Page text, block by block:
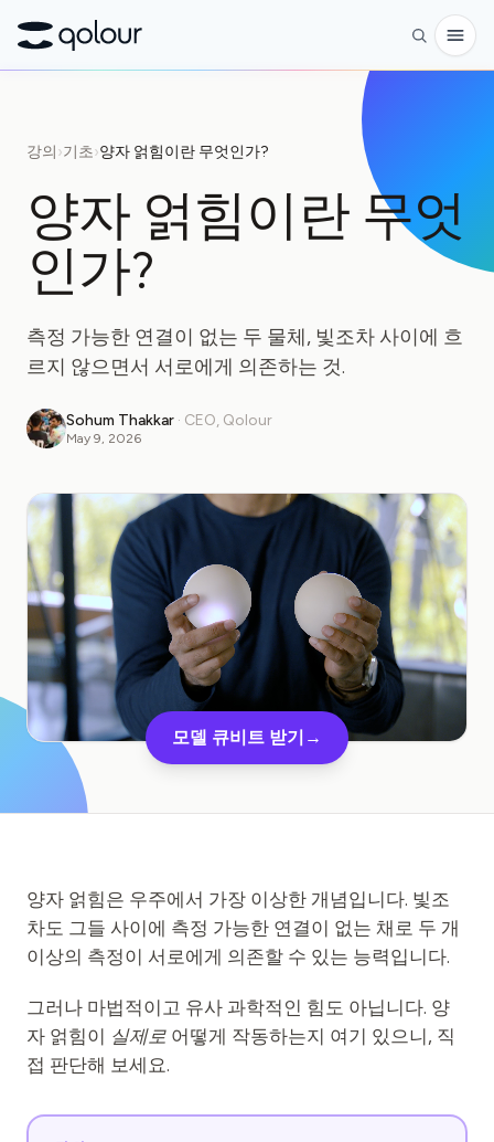
대상
애호가
어린이와 학부모
과학
교육 사례 연구
아웃리치 사례 연구
QCaMP Quantum Fundamentals Workshop
Undergraduate Quantum Education
기술 백서
자료
사용자 매뉴얼
가이드
학습
이벤트
타임라인
강의›기초›양자 얽힘이란 무엇인가?
양자 얽힘이란 무엇
인가?
측정 가능한 연결이 없는 두 물체, 빛조차 사이에 흐
르지 않으면서 서로에게 의존하는 것.
Sohum Thakkar · CEO, Qolour
May 9, 2026
모델 큐비트 받기 →
양자 얽힘은 우주에서 가장 이상한 개념입니다. 빛조
차도 그들 사이에 측정 가능한 연결이 없는 채로 두 개
이상의 측정이 서로에게 의존할 수 있는 능력입니다.
그러나 마법적이고 유사 과학적인 힘도 아닙니다. 양
자 얽힘이 실제로 어떻게 작동하는지 여기 있으니, 직
접 판단해 보세요.